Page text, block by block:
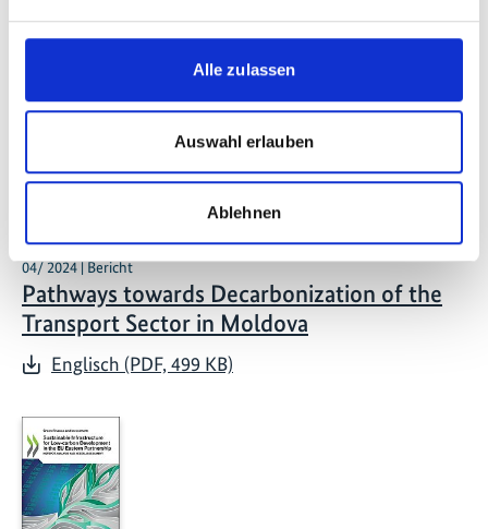
Alle zulassen
Auswahl erlauben
Ablehnen
Publikationen zum Projekt
04/ 2024 | Bericht
Pathways towards Decarbonization of the
Transport Sector in Moldova
Englisch (PDF, 499 KB)